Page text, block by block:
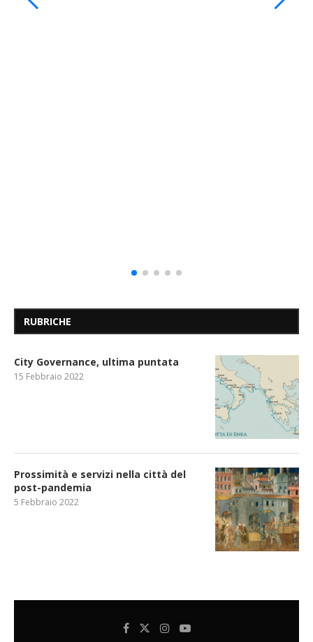
RUBRICHE
City Governance, ultima puntata
15 Febbraio 2022
Prossimità e servizi nella città del
post-pandemia
5 Febbraio 2022